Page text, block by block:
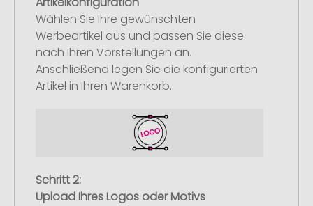
Wählen Sie Ihre gewünschten
Werbeartikel aus und passen Sie diese
nach Ihren Vorstellungen an.
Anschließend legen Sie die konfigurierten
Artikel in Ihren Warenkorb.
Schritt 2:
Upload Ihres Logos oder Motivs